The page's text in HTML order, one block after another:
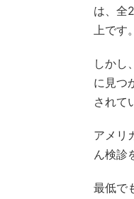
は、全
上です。
しかし
に見つ
されて
アメリ
ん検診
最低で